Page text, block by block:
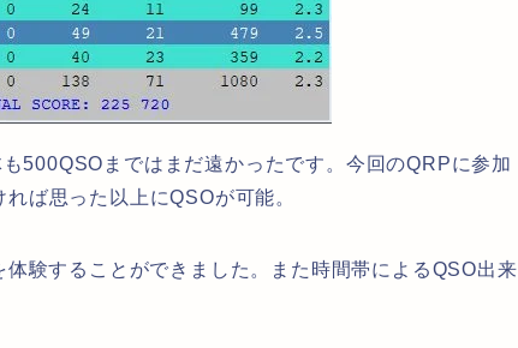
500QSOまではまだ遠かったです。今回のQRPに参加
ば思った以上にQSOが可能。
験することができました。また時間帯によるQSO出来